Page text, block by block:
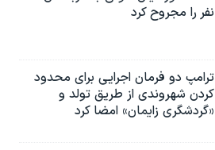
نفر را مجروح کرد
ترامپ دو فرمان اجرایی برای محدود
کردن شهروندی از طریق تولد و
«گردشگری زایمان» امضا کرد